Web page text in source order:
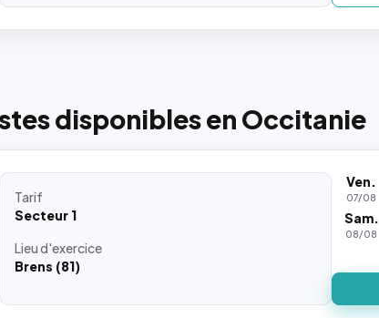
disponibles en Occitanie
Tarif
Secteur 1
Lieud'exercice
Brens (81)
Ven.
07/08
Sam.
08/08